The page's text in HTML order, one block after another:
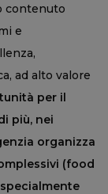
contenuto
e
ad alto valore
per il
più, nei
organizza
(food